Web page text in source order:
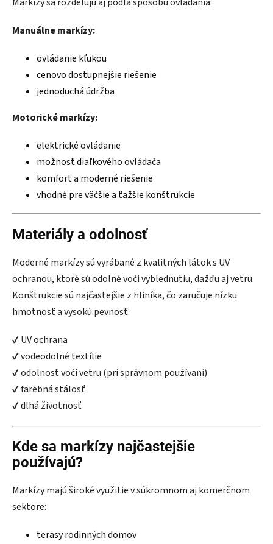
Manuálne markízy:
ovládanie kľukou
cenovo dostupnejšie riešenie
jednoduchá údržba
Motorické markízy:
elektrické ovládanie
možnosť diaľkového ovládača
komfort a moderné riešenie
vhodné pre väčšie a ťažšie konštrukcie
Materiály a odolnosť
Moderné markízy sú vyrábané z kvalitných látok s UV
ochranou, ktoré sú odolné voči vyblednutiu, dažďu aj vetru.
Konštrukcie sú najčastejšie z hliníka, čo zaručuje nízku
hmotnosť a vysokú pevnosť.
✔ UV ochrana
✔ vodeodolné textílie
✔ odolnosť voči vetru (pri správnom používaní)
✔ farebná stálosť
✔ dlhá životnosť
Kde sa markízy najčastejšie
používajú?
Markízy majú široké využitie v súkromnom aj komerčnom
sektore:
terasy rodinných domov